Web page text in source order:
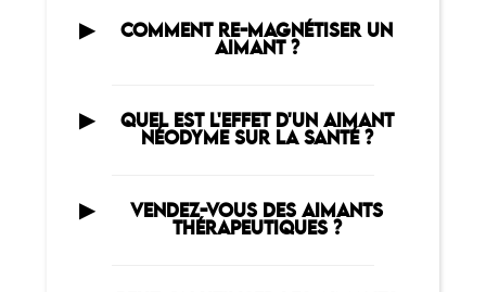
COMMENT RE-MAGNÉTISER UN
AIMANT ?
QUEL EST L'EFFET D'UN AIMANT
NÉODYME SUR LA SANTÉ ?
VENDEZ-VOUS DES AIMANTS
THÉRAPEUTIQUES ?